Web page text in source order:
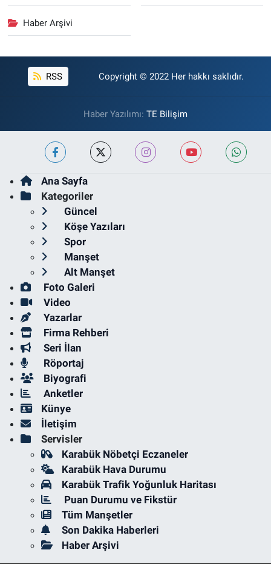
Haber Arşivi
RSS Copyright © 2022 Her hakkı saklıdır.
Haber Yazılımı: TE Bilişim
Ana Sayfa
Kategoriler
Güncel
Köşe Yazıları
Spor
Manşet
Alt Manşet
Foto Galeri
Video
Yazarlar
Firma Rehberi
Seri İlan
Röportaj
Biyografi
Anketler
Künye
İletişim
Servisler
Karabük Nöbetçi Eczaneler
Karabük Hava Durumu
Karabük Trafik Yoğunluk Haritası
Puan Durumu ve Fikstür
Tüm Manşetler
Son Dakika Haberleri
Haber Arşivi